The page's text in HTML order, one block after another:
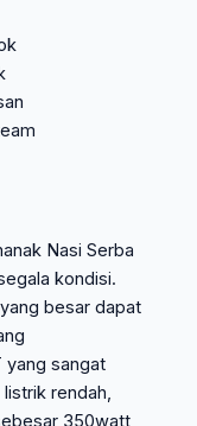
Nasi Serba
kondisi.
besar dapat
yang sangat
rendah,
350watt